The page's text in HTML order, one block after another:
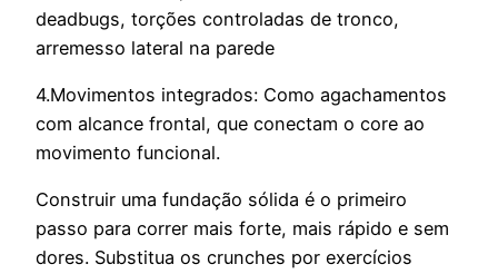
deadbugs, torções controladas de tronco,
arremesso lateral na parede
4.Movimentos integrados: Como agachamentos
com alcance frontal, que conectam o core ao
movimento funcional.
Construir uma fundação sólida é o primeiro
passo para correr mais forte, mais rápido e sem
dores. Substitua os crunches por exercícios